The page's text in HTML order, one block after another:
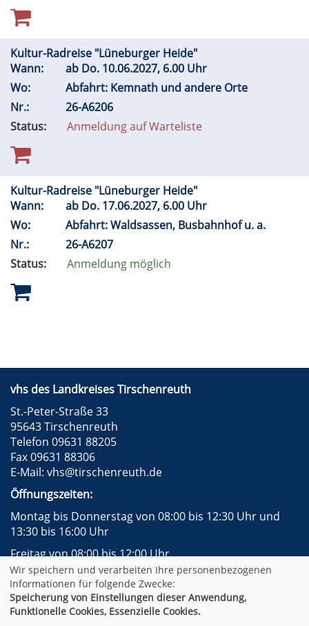
Kultur-Radreise "Lüneburger Heide"
Wann:
ab Do. 10.06.2027, 6.00 Uhr
Wo:
Abfahrt: Kemnath und andere Orte
Nr.:
26-A6206
Status:
Anmeldung auf Warteliste
Kultur-Radreise "Lüneburger Heide"
Wann:
ab Do. 17.06.2027, 6.00 Uhr
Wo:
Abfahrt: Waldsassen, Busbahnhof u. a.
Nr.:
26-A6207
Status:
Anmeldung möglich
vhs des Landkreises Tirschenreuth
St.-Peter-Straße 33
95643 Tirschenreuth
Telefon 09631 88205
Fax 09631 88306
E-Mail: vhs@tirschenreuth.de
Öffnungszeiten:
Montag bis Donnerstag von 08:00 bis 12:30 Uhr und
13:30 bis 16:00 Uhr
Freitag von 08:00 bis 12:00 Uhr
Facebook
Instagram
Impressum
AGB
Datenschutzerklärung
Widerrufsformular
Newsletter
Sitemap
Wir speichern und verarbeiten Ihre personenbezogenen
Informationen für folgende Zwecke:
Speicherung von Einstellungen dieser Anwendung,
Funktionelle Cookies, Essenzielle Cookies.